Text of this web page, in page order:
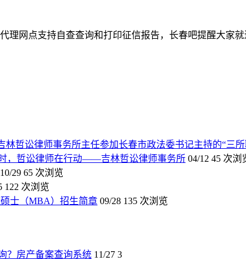
网点支持自查查询和打印征信报告，长春吧提醒大家
林哲讼律师事务所主任参加长春市政法委书记主持的“三
，哲讼律师在行动——吉林哲讼律师事务所 04/12 45 次浏
10/29 65 次浏览
122 次浏览
士（MBA）招生简章 09/28 135 次浏览
？房产备案查询系统 11/27 3